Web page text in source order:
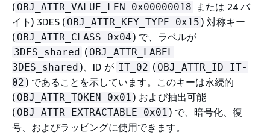
( OBJ_ATTR_VALUE_LEN 0x00000018 または 24 バ
イト) 3DES ( OBJ_ATTR_KEY_TYPE 0x15 ) 対称キー
( OBJ_ATTR_CLASS 0x04 ) で、ラベルが
3DES_shared ( OBJ_ATTR_LABEL
3DES_shared )、ID が IT_02 ( OBJ_ATTR_ID IT-
02 ) であることを示しています。このキーは永続的
( OBJ_ATTR_TOKEN 0x01 ) および抽出可能
( OBJ_ATTR_EXTRACTABLE 0x01 ) で、暗号化、復
号、およびラッピングに使用できます。